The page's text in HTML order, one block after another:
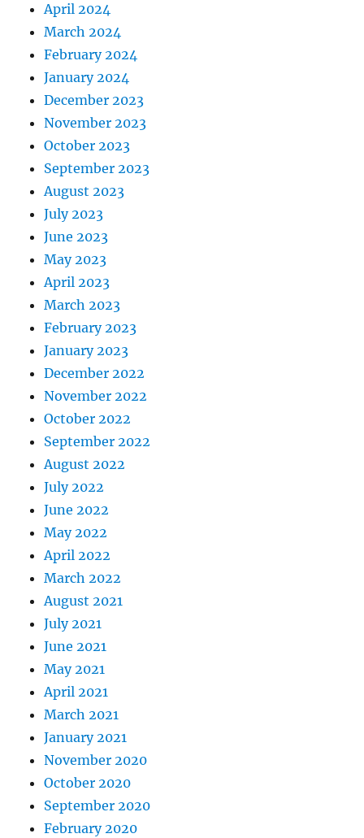
April 2024
March 2024
February 2024
January 2024
December 2023
November 2023
October 2023
September 2023
August 2023
July 2023
June 2023
May 2023
April 2023
March 2023
February 2023
January 2023
December 2022
November 2022
October 2022
September 2022
August 2022
July 2022
June 2022
May 2022
April 2022
March 2022
August 2021
July 2021
June 2021
May 2021
April 2021
March 2021
January 2021
November 2020
October 2020
September 2020
February 2020